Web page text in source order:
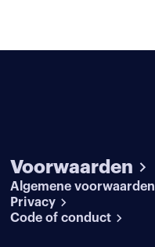
Voorwaarden
Algemene voorwaarden
Privacy
Code of conduct